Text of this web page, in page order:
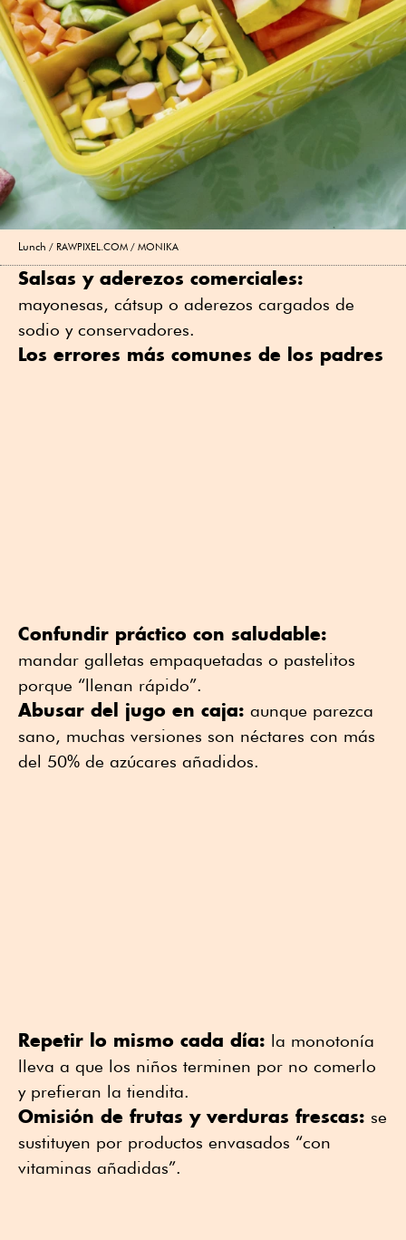
Lunch RAWPIXEL.COM / MONIKA
Salsas y aderezos comerciales:
mayonesas, cátsup o aderezos cargados de
sodio y conservadores.
Los errores más comunes de los padres
Confundir práctico con saludable:
mandar galletas empaquetadas o pastelitos
porque “llenan rápido”.
Abusar del jugo en caja: aunque parezca
sano, muchas versiones son néctares con más
del 50% de azúcares añadidos.
Repetir lo mismo cada día: la monotonía
lleva a que los niños terminen por no comerlo
y prefieran la tiendita.
Omisión de frutas y verduras frescas: se
sustituyen por productos envasados “con
vitaminas añadidas”.